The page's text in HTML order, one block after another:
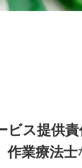
ビス提供
作業療法士